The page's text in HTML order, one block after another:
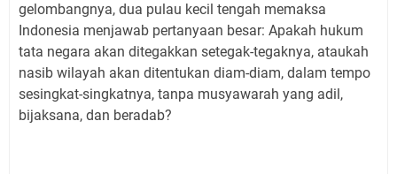
gelombangnya, dua pulau kecil tengah memaksa
Indonesia menjawab pertanyaan besar: Apakah hukum
tata negara akan ditegakkan setegak-tegaknya, ataukah
nasib wilayah akan ditentukan diam-diam, dalam tempo
sesingkat-singkatnya, tanpa musyawarah yang adil,
bijaksana, dan beradab?